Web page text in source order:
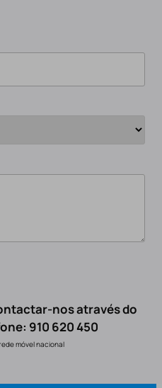
nos através do
910 620 450
móvel nacional